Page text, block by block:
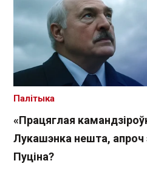
«Працяглая
Лукашэнка нешта, апроч
Пуціна?
Палітыка